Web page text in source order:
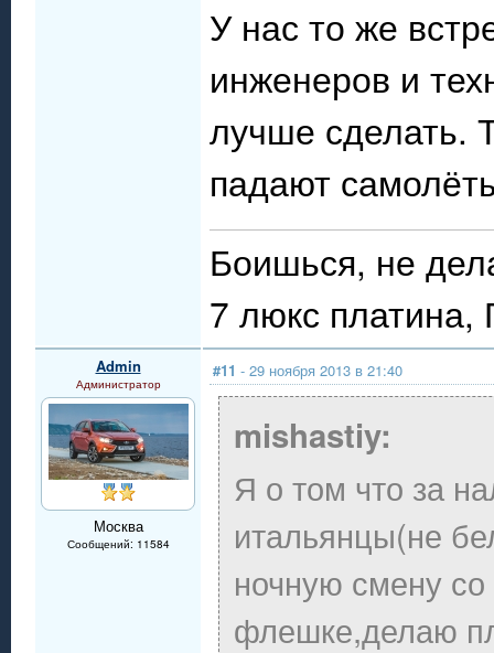
У нас то же
инженеров и
лучше сделать.
падают
Боишься, не
7 люкс
Admin
Администратор
Москва
Сообщений: 11584
#11 - 29 ноября 2013 в 21:40
mishastiy:
Я о том что за
итальянцы(не
ночную смену
флешке,делаю